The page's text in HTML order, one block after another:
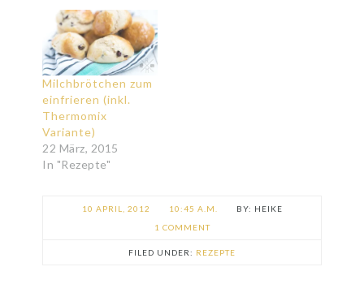
Milchbrötchen zum
einfrieren (inkl.
Thermomix
Variante)
22 März, 2015
In "Rezepte"
10 APRIL, 2012 10:45 A.M.
HEIKE
1 COMMENT
FILED UNDER: REZEPTE